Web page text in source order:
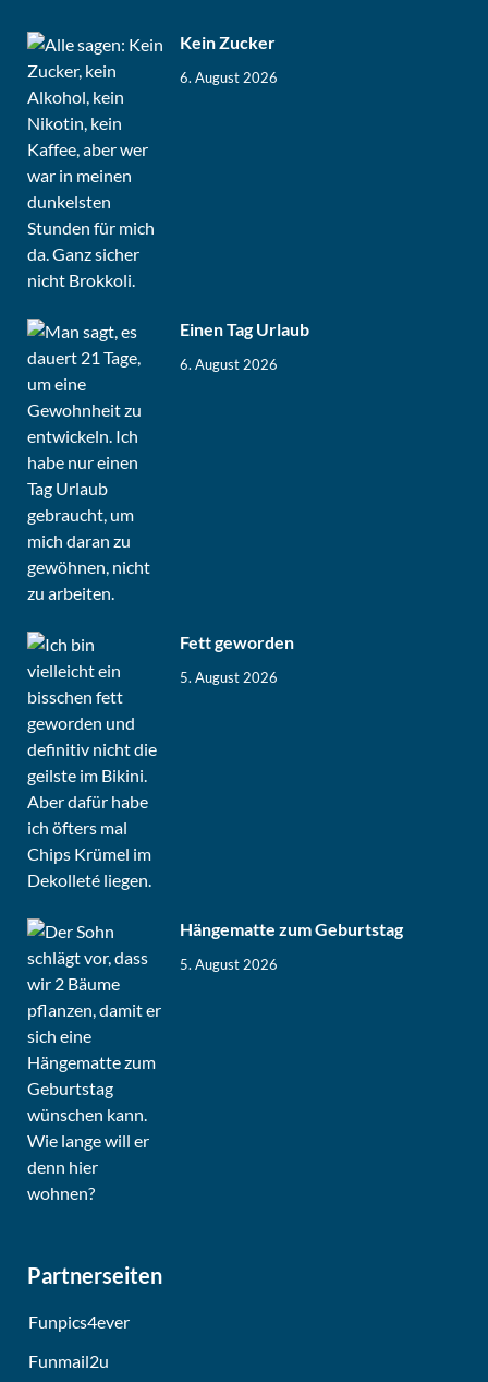
Kein Zucker
6. August 2026
Einen Tag Urlaub
6. August 2026
Fett geworden
5. August 2026
Hängematte zum Geburtstag
5. August 2026
Partnerseiten
Funpics4ever
Funmail2u